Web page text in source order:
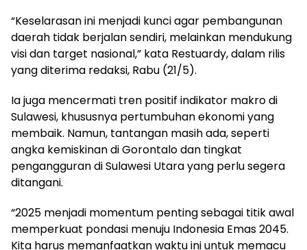
“Keselarasan ini menjadi kunci agar pembangunan
daerah tidak berjalan sendiri, melainkan mendukung
visi dan target nasional,” kata Restuardy, dalam rilis
yang diterima redaksi, Rabu (21/5).
Ia juga mencermati tren positif indikator makro di
Sulawesi, khususnya pertumbuhan ekonomi yang
membaik. Namun, tantangan masih ada, seperti
angka kemiskinan di Gorontalo dan tingkat
pengangguran di Sulawesi Utara yang perlu segera
ditangani.
“2025 menjadi momentum penting sebagai titik awal
memperkuat pondasi menuju Indonesia Emas 2045.
Kita harus memanfaatkan waktu ini untuk memacu